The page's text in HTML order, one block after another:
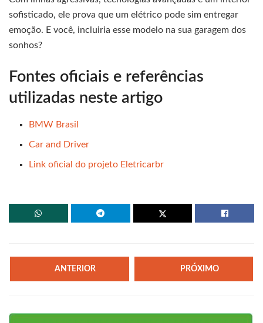
sofisticado, ele prova que um elétrico pode sim entregar
emoção. E você, incluiria esse modelo na sua garagem dos
sonhos?
Fontes oficiais e referências
utilizadas neste artigo
BMW Brasil
Car and Driver
Link oficial do projeto Eletricarbr
ANTERIOR PRÓXIMO